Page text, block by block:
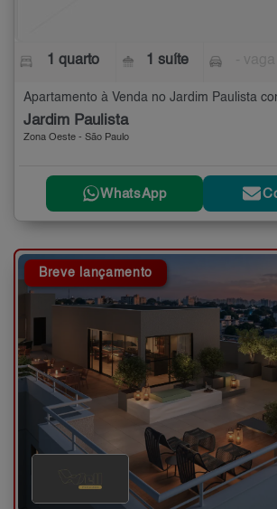
1 quarto 1 suíte
Jardim Paulista
Zona Oeste - São Paulo
WhatsApp
Breve lançamento